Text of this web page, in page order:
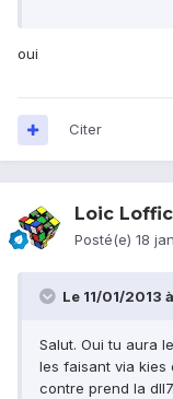
oui
Citer
Loic
Posté(e) 18
Le 11/01/2013
Salut. Oui tu aura
les faisant via kies
contre prend la dll7.